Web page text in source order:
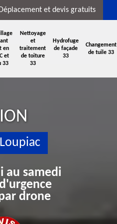
Déplacement et devis gratuits
en
et
33
Nettoyage
et
traitement
de toiture
33
Hydrofuge
de façade
33
Changement
de tuile 33
au samedi
drone